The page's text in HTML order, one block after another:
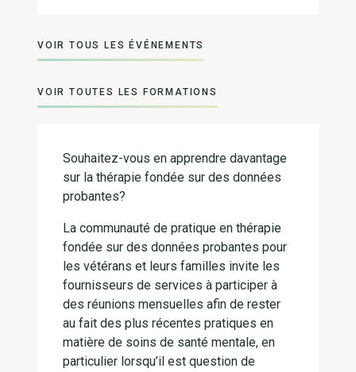
VOIR TOUS LES ÉVÉNEMENTS
VOIR TOUTES LES FORMATIONS
Souhaitez-vous en apprendre davantage
sur la thérapie fondée sur des données
probantes?
La communauté de pratique en thérapie
fondée sur des données probantes pour
les vétérans et leurs familles invite les
fournisseurs de services à participer à
des réunions mensuelles afin de rester
au fait des plus récentes pratiques en
matière de soins de santé mentale, en
particulier lorsqu’il est question de